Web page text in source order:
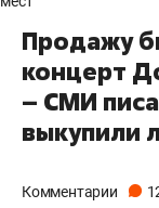
Продажу
концерт
– СМИ
выкупили
Комментарии